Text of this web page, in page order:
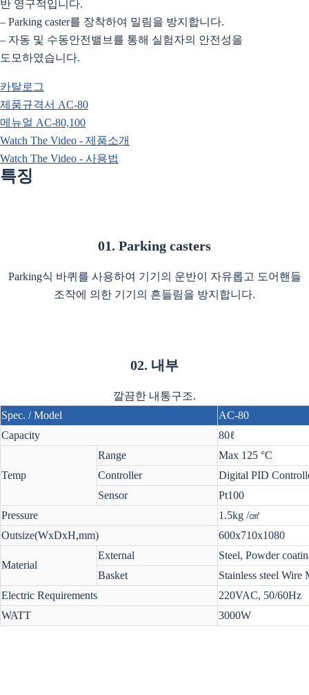
반 영구적입니다.
– Parking caster를 장착하여 밀림을 방지합니다.
– 자동 및 수동안전밸브를 통해 실험자의 안전성을
도모하였습니다.
카탈로그
제품규격서 AC-80
메뉴얼 AC-80,100
Watch The Video - 제품소개
Watch The Video - 사용법
특징
01. Parking casters
Parking식 바퀴를 사용하여 기기의 운반이 자유롭고 도어핸들
조작에 의한 기기의 흔들림을 방지합니다.
02. 내부
깔끔한 내통구조.
Spec. / Model
AC-80
Capacity
80ℓ
Temp
Range
Max 125 °C
Controller
Digital PID
Sensor
Pt100
Pressure
1.5kg /㎤
Outsize(WxDxH,mm)
600x710x1080
Material
External
Steel, Powder
Basket
Stainless steel Wire
Electric Requirements
220VAC, 50/60Hz
WATT
3000W